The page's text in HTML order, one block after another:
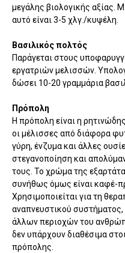
μεγάλης βιολογικής αξίας.
αυτό είναι 3-5 χλγ./κυψέλη.
Βασιλικός πολτός
Παράγεται στους
εργατριών μελισσών.
δώσει 10-20 γραμμάρια
Πρόπολη
Η πρόπολη είναι η
οι μέλισσες από διάφορα
γύρη, ένζυμα και άλλες
στεγανοποίηση και
τους. Το χρώμα της
συνήθως όμως είναι καφέ-
Χρησιμοποιείται για τη
αναπνευστικού συστήματος,
άλλων περιοχών του
δεν υπάρχουν διαθέσιμα
πρόπολης.